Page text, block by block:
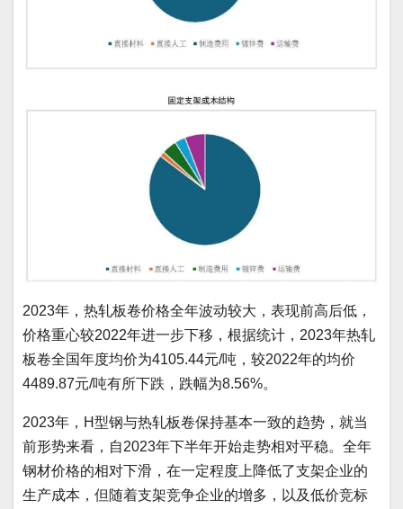
2023年，热轧板卷价格全年波动较大，表现前高后低，
价格重心较2022年进一步下移，根据统计，2023年热轧
板卷全国年度均价为4105.44元/吨，较2022年的均价
4489.87元/吨有所下跌，跌幅为8.56%。
2023年，H型钢与热轧板卷保持基本一致的趋势，就当
前形势来看，自2023年下半年开始走势相对平稳。全年
钢材价格的相对下滑，在一定程度上降低了支架企业的
生产成本，但随着支架竞争企业的增多，以及低价竞标